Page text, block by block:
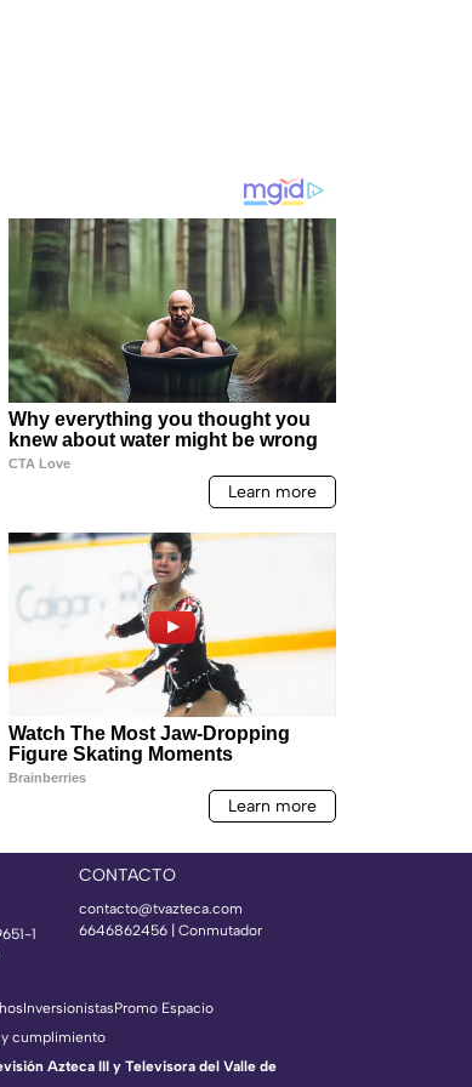
1
CONTACTO
contacto@tvazteca.com
6646862456 | Conmutador
InversionistasPromo Espacio
y cumplimiento
Azteca III y Televisora del Valle de